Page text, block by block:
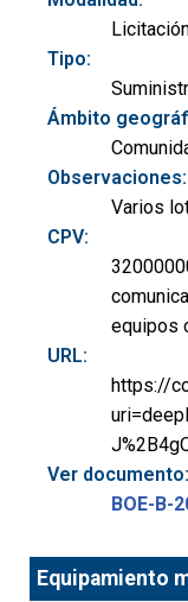
Tipo:
Ámbito
Observaciones:
Varios
CPV:
equipos
URL:
https://
Ver documento:
BOE-B-
Equipamiento